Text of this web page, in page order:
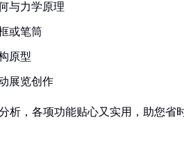
与力学原理
或笔筒
原型
展览创作
析，各项功能贴心又实用，助您